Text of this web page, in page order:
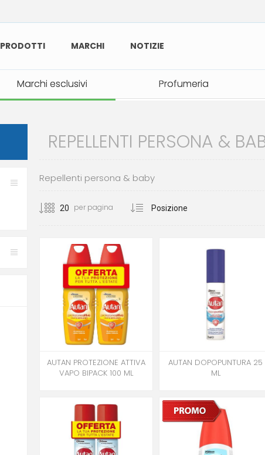
PRODOTTI MARCHI NOTIZIE
Marchi esclusivi Profumeria
Marchi esclusivi Profumeria
REPELLENTI PERSONA &
Repellenti persona & baby
per pagina
AUTAN PROTEZIONE ATTIVA
VAPO BIPACK 100 ML
AUTAN DOPOPUNTURA 25
ML